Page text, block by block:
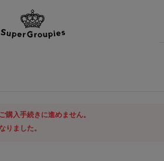
購入手続きに進めません。
りました。